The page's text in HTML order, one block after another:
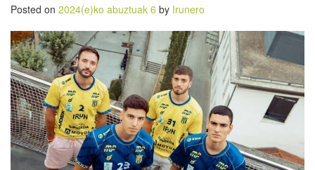
Posted on 2024(e)ko abuztuak 6 by Irunero